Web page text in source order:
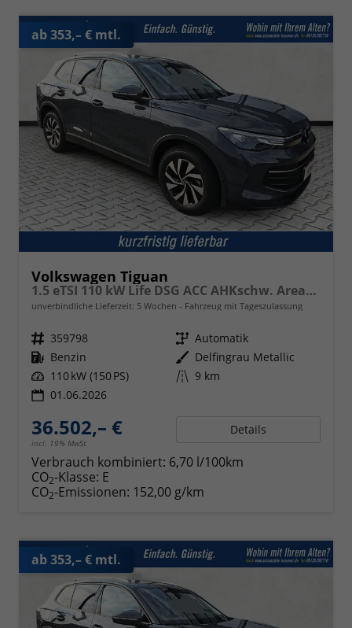
ab 353,– € mtl.
Volkswagen Tiguan
1.5 eTSI 110 kW Life DSG ACC AHKschw. AreaView
unverbindliche Lieferzeit: 5 Wochen Fahrzeug mit Tageszulassung
Fahrzeugnr. 359798 Getriebe Automatik
Kraftstoff Benzin Außenfarbe Delfingrau Metallic
Leistung 110 kW (150 PS) Kilometerstand 9 km
01.06.2026
36.502,– €
incl. 19% MwSt.
Details
Verbrauch kombiniert: 6,70 l/100km
CO2-Klasse: E
CO2-Emissionen: 152,00 g/km
ab 353,– € mtl.